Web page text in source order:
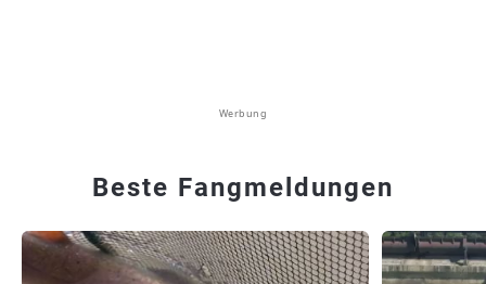
Werbung
Beste Fangmeldungen